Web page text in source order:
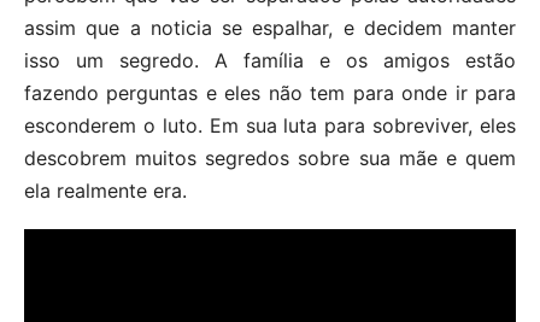
assim que a noticia se espalhar, e decidem manter
isso um segredo. A família e os amigos estão
fazendo perguntas e eles não tem para onde ir para
esconderem o luto. Em sua luta para sobreviver, eles
descobrem muitos segredos sobre sua mãe e quem
ela realmente era.